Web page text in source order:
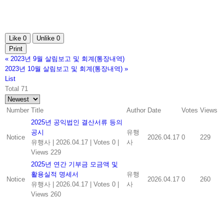
Like 0 Unlike 0
Print
« 2023년 9월 살림보고 및 회계(통장내역)
2023년 10월 살림보고 및 회계(통장내역) »
List
Total 71
Number Title Author Date Votes Views
Notice
2025년 공익법인 결산서류 등의
공시
유행사
2026.04.17 Votes 0
Views 229
유행
사
2026.04.17 0 229
Notice
2025년 연간 기부금 모금액 및
활용실적 명세서
유행사
2026.04.17 Votes 0
Views 260
유행
사
2026.04.17 0 260